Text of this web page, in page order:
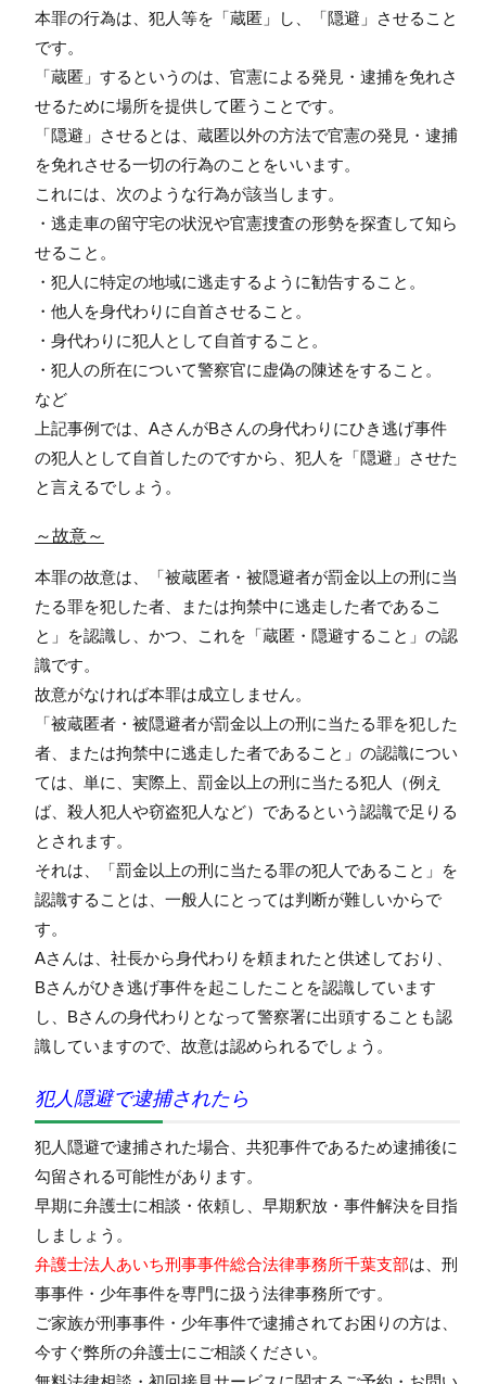
本罪の行為は、犯人等を「蔵匿」し、「隠避」させること
です。
「蔵匿」するというのは、官憲による発見・逮捕を免れさ
せるために場所を提供して匿うことです。
「隠避」させるとは、蔵匿以外の方法で官憲の発見・逮捕
を免れさせる一切の行為のことをいいます。
これには、次のような行為が該当します。
・逃走車の留守宅の状況や官憲捜査の形勢を探査して知ら
せること。
・犯人に特定の地域に逃走するように勧告すること。
・他人を身代わりに自首させること。
・身代わりに犯人として自首すること。
・犯人の所在について警察官に虚偽の陳述をすること。
など
上記事例では、AさんがBさんの身代わりにひき逃げ事件
の犯人として自首したのですから、犯人を「隠避」させた
と言えるでしょう。
～故意～
本罪の故意は、「被蔵匿者・被隠避者が罰金以上の刑に当
たる罪を犯した者、または拘禁中に逃走した者であるこ
と」を認識し、かつ、これを「蔵匿・隠避すること」の認
識です。
故意がなければ本罪は成立しません。
「被蔵匿者・被隠避者が罰金以上の刑に当たる罪を犯した
者、または拘禁中に逃走した者であること」の認識につい
ては、単に、実際上、罰金以上の刑に当たる犯人（例え
ば、殺人犯人や窃盗犯人など）であるという認識で足りる
とされます。
それは、「罰金以上の刑に当たる罪の犯人であること」を
認識することは、一般人にとっては判断が難しいからで
す。
Aさんは、社長から身代わりを頼まれたと供述しており、
Bさんがひき逃げ事件を起こしたことを認識しています
し、Bさんの身代わりとなって警察署に出頭することも認
識していますので、故意は認められるでしょう。
犯人隠避で逮捕されたら
犯人隠避で逮捕された場合、共犯事件であるため逮捕後に
勾留される可能性があります。
早期に弁護士に相談・依頼し、早期釈放・事件解決を目指
しましょう。
弁護士法人あいち刑事事件総合法律事務所千葉支部は、刑
事事件・少年事件を専門に扱う法律事務所です。
ご家族が刑事事件・少年事件で逮捕されてお困りの方は、
今すぐ弊所の弁護士にご相談ください。